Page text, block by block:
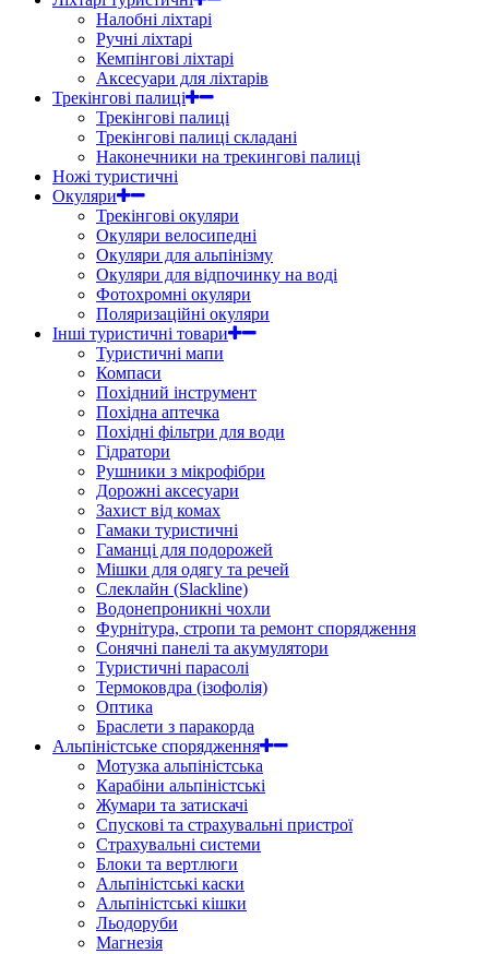
Налобні ліхтарі
Ручні ліхтарі
Кемпінгові ліхтарі
Аксесуари для ліхтарів
Трекінгові палиці
Трекінгові палиці
Трекінгові палиці складані
Наконечники на трекингові палиці
Ножі туристичні
Окуляри
Трекінгові окуляри
Окуляри велосипедні
Окуляри для альпінізму
Окуляри для відпочинку на воді
Фотохромні окуляри
Поляризаційні окуляри
Інші туристичні товари
Туристичні мапи
Компаси
Похідний інструмент
Похідна аптечка
Похідні фільтри для води
Гідратори
Рушники з мікрофібри
Дорожні аксесуари
Захист від комах
Гамаки туристичні
Гаманці для подорожей
Мішки для одягу та речей
Слеклайн (Slackline)
Водонепроникні чохли
Фурнітура, стропи та ремонт спорядження
Сонячні панелі та акумулятори
Туристичні парасолі
Термоковдра (ізофолія)
Оптика
Браслети з паракорда
Альпіністське спорядження
Мотузка альпіністська
Карабіни альпіністські
Жумари та затискачі
Спускові та страхувальні пристрої
Страхувальні системи
Блоки та вертлюги
Альпіністські каски
Альпіністські кішки
Льодоруби
Магнезія